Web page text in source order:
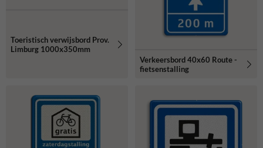
Toeristisch verwijsbord Prov.
Limburg 1000x350mm
Verkeersbord 40x60 Route -
fietsenstalling